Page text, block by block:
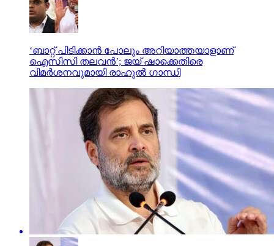
‘ബാറ്റ് പിടിക്കാൻ പോലും അറിയാത്തയാളാണ്
ഐസിസി തലവൻ’; ജയ് ഷാക്കെതിരെ
വിമർശനവുമായി രാഹുൽ ഗാന്ധി